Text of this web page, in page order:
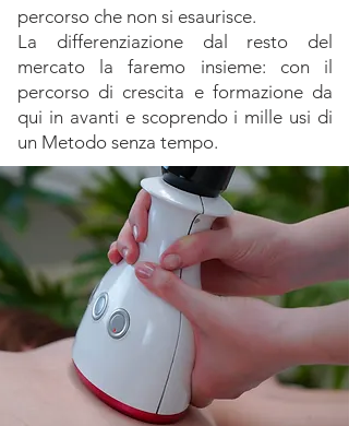
percorso che non si esaurisce.
La differenziazione dal resto del
mercato la faremo insieme: con il
percorso di crescita e formazione da
qui in avanti e scoprendo i mille usi di
un Metodo senza tempo.